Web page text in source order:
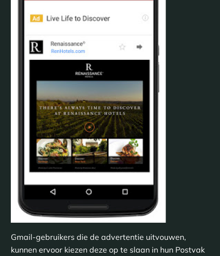
Gmail-gebruikers die de advertentie uitvouwen,
kunnen ervoor kiezen deze op te slaan in hun Postvak